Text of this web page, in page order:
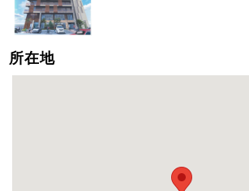
所在地